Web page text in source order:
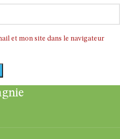
et mon site dans le navigateur